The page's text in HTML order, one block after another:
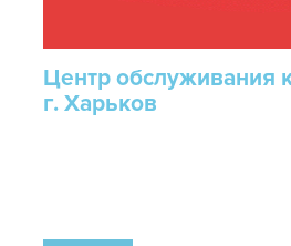
Центр обслуживания
г. Харьков